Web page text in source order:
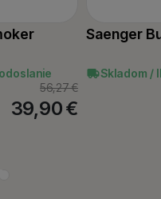
56,27€
39,90€
Saenger
Skladom /